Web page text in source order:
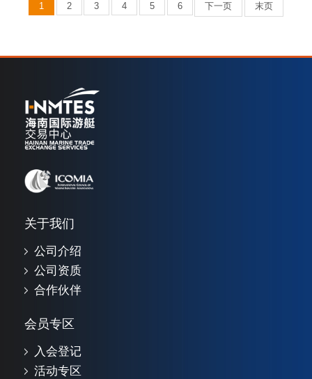
1 2 3 4 5 6 下一页 末页
关于我们
公司介绍
公司资质
合作伙伴
会员专区
入会登记
活动专区